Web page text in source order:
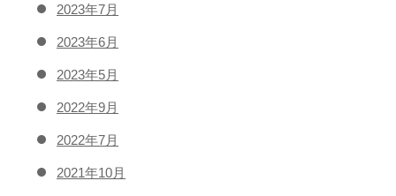
2023年7月
2023年6月
2023年5月
2022年9月
2022年7月
2021年10月